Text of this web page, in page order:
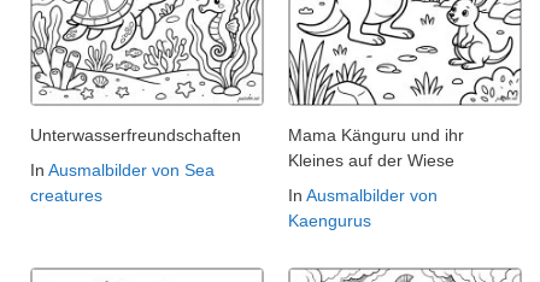
Unterwasserfreundschaften
In Ausmalbilder von Sea
creatures
Mama Känguru und ihr
Kleines auf der Wiese
In Ausmalbilder von
Kaengurus